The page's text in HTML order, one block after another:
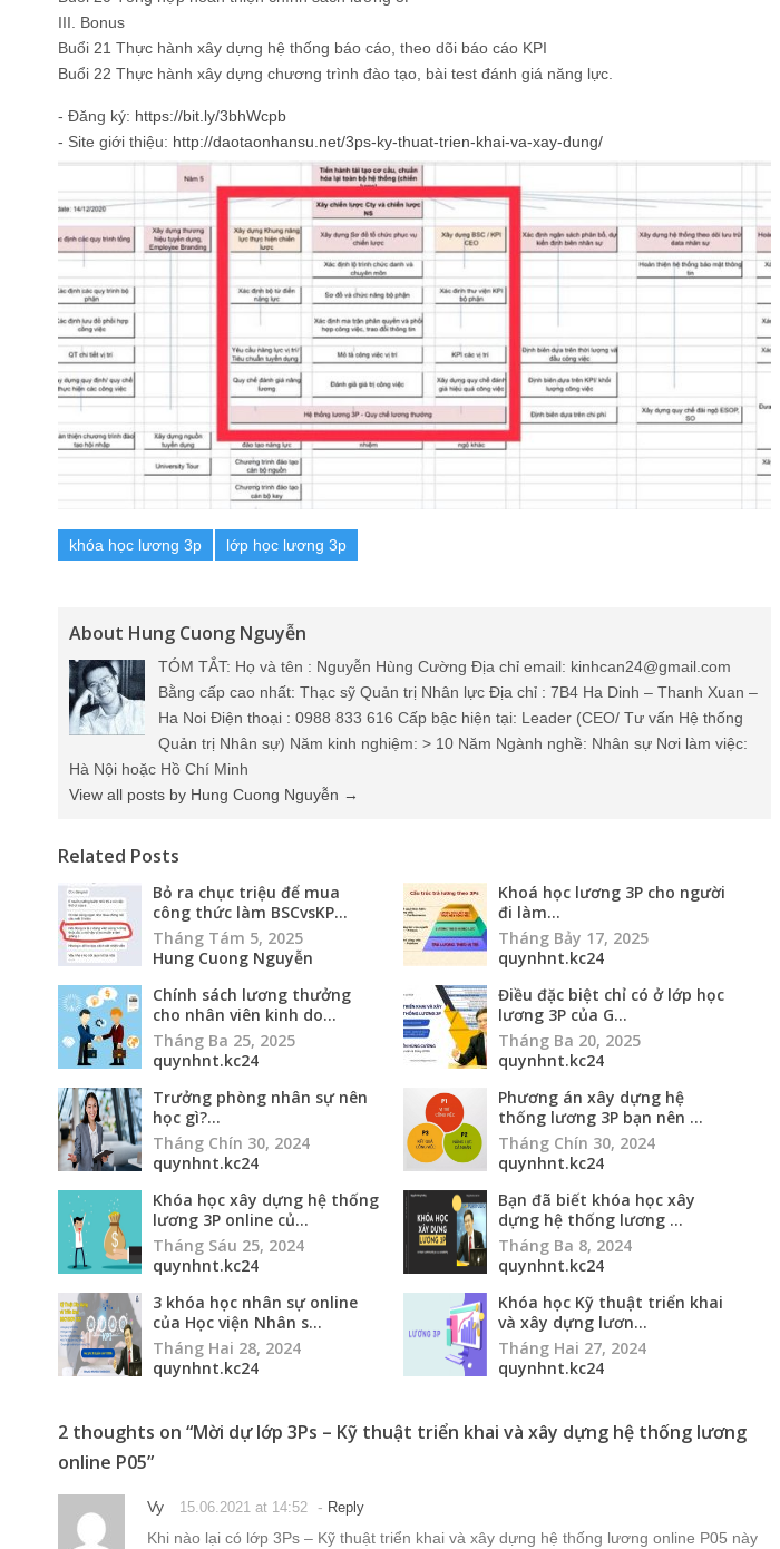
III. Bonus
Buổi 21 Thực hành xây dựng hệ thống báo cáo, theo dõi báo cáo KPI
Buổi 22 Thực hành xây dựng chương trình đào tạo, bài test đánh giá năng lực.
- Đăng ký: https://bit.ly/3bhWcpb
- Site giới thiệu: http://daotaonhansu.net/3ps-ky-thuat-trien-khai-va-xay-dung/
khóa học lương 3p lớp học lương 3p
About Hung Cuong Nguyễn
TÓM TẮT: Họ và tên : Nguyễn Hùng Cường Địa chỉ email: kinhcan24@gmail.com
Bằng cấp cao nhất: Thạc sỹ Quản trị Nhân lực Địa chỉ : 7B4 Ha Dinh – Thanh Xuan –
Ha Noi Điện thoại : 0988 833 616 Cấp bậc hiện tại: Leader (CEO/ Tư vấn Hệ thống
Quản trị Nhân sự) Năm kinh nghiệm: > 10 Năm Ngành nghề: Nhân sự Nơi làm việc:
Hà Nội hoặc Hồ Chí Minh
View all posts by Hung Cuong Nguyễn →
Related Posts
Bỏ ra chục triệu để mua
công thức làm BSCvsKP...
Tháng Tám 5, 2025
Hung Cuong Nguyễn
Khoá học lương 3P cho người
đi làm...
Tháng Bảy 17, 2025
quynhnt.kc24
Chính sách lương thưởng
cho nhân viên kinh do...
Tháng Ba 25, 2025
quynhnt.kc24
Điều đặc biệt chỉ có ở lớp học
lương 3P của G...
Tháng Ba 20, 2025
quynhnt.kc24
Trưởng phòng nhân sự nên
học gì?...
Tháng Chín 30, 2024
quynhnt.kc24
Phương án xây dựng hệ
thống lương 3P bạn nên ...
Tháng Chín 30, 2024
quynhnt.kc24
Khóa học xây dựng hệ thống
lương 3P online củ...
Tháng Sáu 25, 2024
quynhnt.kc24
Bạn đã biết khóa học xây
dựng hệ thống lương ...
Tháng Ba 8, 2024
quynhnt.kc24
3 khóa học nhân sự online
của Học viện Nhân s...
Tháng Hai 28, 2024
quynhnt.kc24
Khóa học Kỹ thuật triển khai
và xây dựng lươn...
Tháng Hai 27, 2024
quynhnt.kc24
2 thoughts on “Mời dự lớp 3Ps – Kỹ thuật triển khai và xây dựng hệ thống lương
online P05”
Vy 15.06.2021 at 14:52 - Reply
Khi nào lại có lớp 3Ps – Kỹ thuật triển khai và xây dựng hệ thống lương online P05 này